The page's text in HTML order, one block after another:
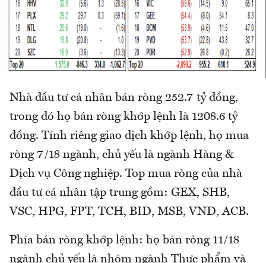
Nhà đầu tư cá nhân bán ròng 252.7 tỷ đồng,
trong đó họ bán ròng khớp lệnh là 1208.6 tỷ
đồng. Tính riêng giao dịch khớp lệnh, họ mua
ròng 7/18 ngành, chủ yếu là ngành Hàng &
Dịch vụ Công nghiệp. Top mua ròng của nhà
đầu tư cá nhân tập trung gồm: GEX, SHB,
VSC, HPG, FPT, TCH, BID, MSB, VND, ACB.
Phía bán ròng khớp lệnh: họ bán ròng 11/18
ngành chủ yếu là nhóm ngành Thực phẩm và